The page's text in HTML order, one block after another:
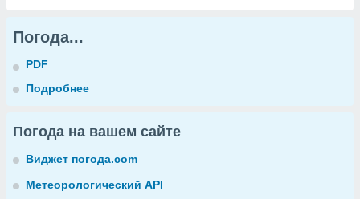
Погода...
PDF
Подробнее
Погода на вашем сайте
Виджет погода.com
Метеорологический API